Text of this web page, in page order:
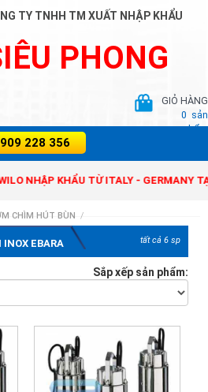
TY TNHH TM XUẤT NHẬP KHẨU
PHONG
GIỎ HÀNG
0 sản
phẩm
NHẬP KHẨU TỪ ITALY - GERMANY TẠI
CHÌM HÚT BÙN /
EBARA tất cả 6 sp
Sắp xếp sản phẩm: